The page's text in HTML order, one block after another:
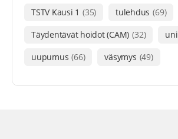
TSTV Kausi 1 (35) tulehdus (69)
Täydentävät hoidot (CAM) (32) uni
uupumus (66) väsymys (49)